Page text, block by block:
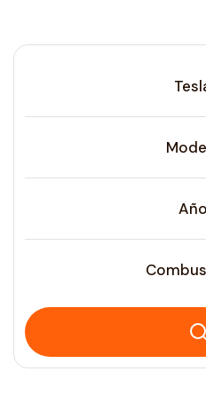
Año